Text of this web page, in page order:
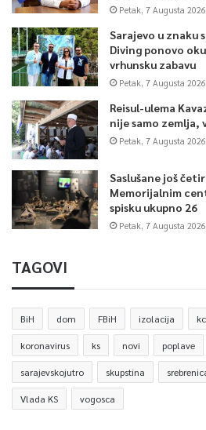
Petak, 7 Augusta
Sarajevo u znaku
Diving ponovo
vrhunsku zabavu
Petak, 7 Augusta
Reisul-ulema
nije samo zemlja,
Petak, 7 Augusta
Saslušane još
Memorijalnim
spisku ukupno 26
Petak, 7 Augusta
TAGOVI
BiH dom FBiH izolacija
koronavirus ks novi poplave
sarajevskojutro skupstina
Vlada KS vogosca